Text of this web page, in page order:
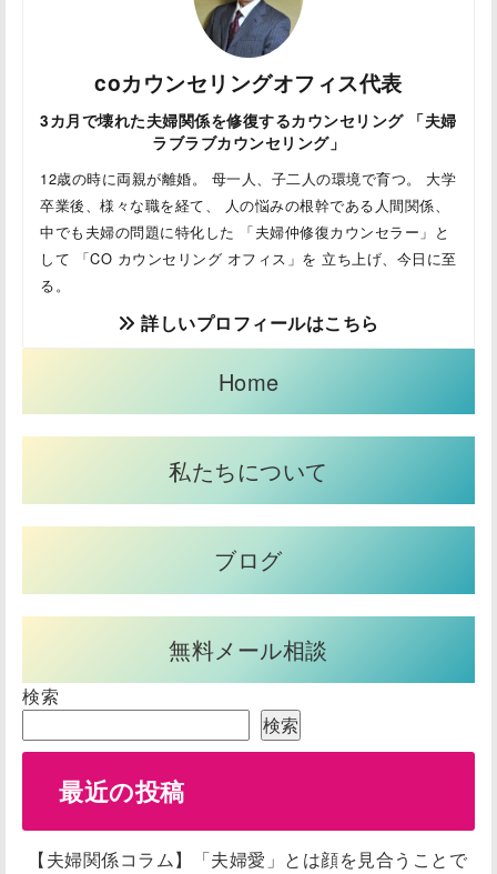
coカウンセリングオフィス代表
3カ月で壊れた夫婦関係を修復するカウンセリング 「夫婦
ラブラブカウンセリング」
12歳の時に両親が離婚。 母一人、子二人の環境で育つ。 大学
卒業後、様々な職を経て、 人の悩みの根幹である人間関係、
中でも夫婦の問題に特化した 「夫婦仲修復カウンセラー」と
して 「CO カウンセリング オフィス」を 立ち上げ、今日に至
る。
詳しいプロフィールはこちら
Home
私たちについて
ブログ
無料メール相談
検索
検索
最近の投稿
【夫婦関係コラム】「夫婦愛」とは顔を見合うことで